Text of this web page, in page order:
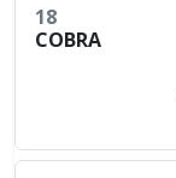
18
COBRA